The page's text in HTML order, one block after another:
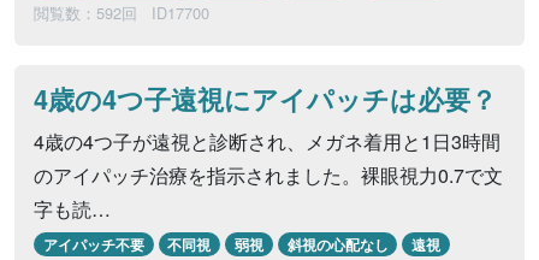
閲覧数：592回 ID17700
4歳の4つ子遠視にアイパッチは必要？
4歳の4つ子が遠視と診断され、メガネ着用と1日3時間
のアイパッチ治療を指示されました。裸眼視力0.7で文
字も読…
アイパッチ不要 不同視 弱視 斜視の心配なし 遠視